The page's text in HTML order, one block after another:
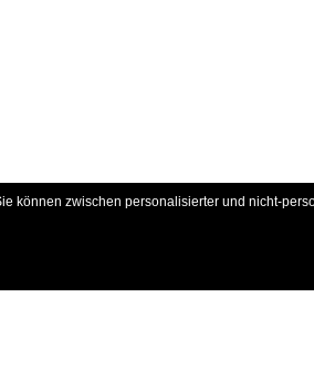
können zwischen personalisierter und nicht-